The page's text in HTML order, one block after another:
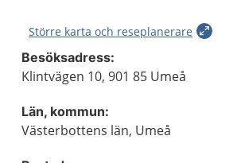
Större karta och reseplanerare
Besöksadress:
Klintvägen 10, 901 85 Umeå
Län, kommun:
Västerbottens län, Umeå